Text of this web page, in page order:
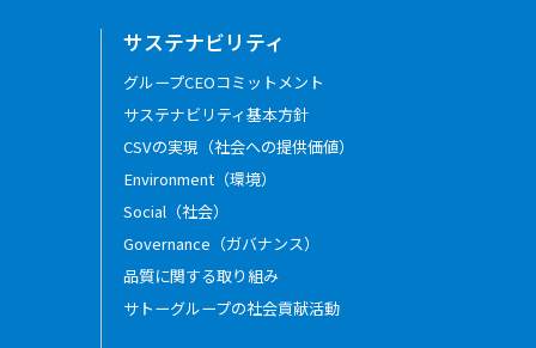
サステナビリティ
グループCEOコミットメント
サステナビリティ基本方針
CSVの実現（社会への提供価値）
Environment（環境）
Social（社会）
Governance（ガバナンス）
品質に関する取り組み
サトーグループの社会貢献活動